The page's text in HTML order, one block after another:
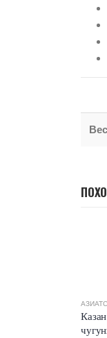
Вес